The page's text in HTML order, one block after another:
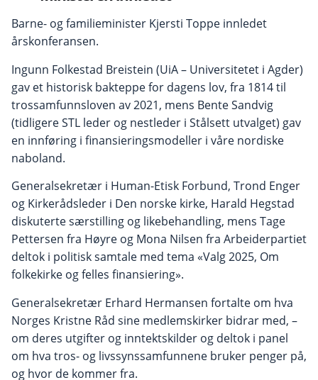
Barne- og familieminister Kjersti Toppe innledet
årskonferansen.
Ingunn Folkestad Breistein (UiA – Universitetet i Agder)
gav et historisk bakteppe for dagens lov, fra 1814 til
trossamfunnsloven av 2021, mens Bente Sandvig
(tidligere STL leder og nestleder i Stålsett utvalget) gav
en innføring i finansieringsmodeller i våre nordiske
naboland.
Generalsekretær i Human-Etisk Forbund, Trond Enger
og Kirkerådsleder i Den norske kirke, Harald Hegstad
diskuterte særstilling og likebehandling, mens Tage
Pettersen fra Høyre og Mona Nilsen fra Arbeiderpartiet
deltok i politisk samtale med tema «Valg 2025, Om
folkekirke og felles finansiering».
Generalsekretær Erhard Hermansen fortalte om hva
Norges Kristne Råd sine medlemskirker bidrar med, –
om deres utgifter og inntektskilder og deltok i panel
om hva tros- og livssynssamfunnene bruker penger på,
og hvor de kommer fra.